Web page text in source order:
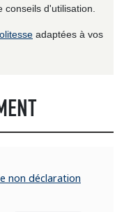
d'utilisation.
adaptées à vos
non déclaration